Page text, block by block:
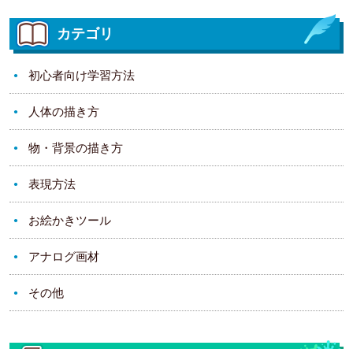
カテゴリ
初心者向け学習方法
人体の描き方
物・背景の描き方
表現方法
お絵かきツール
アナログ画材
その他